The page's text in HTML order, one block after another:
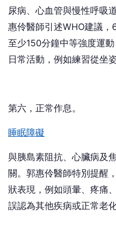
尿病、心血管與慢性呼吸
惠伶醫師引述WHO建議
至少150分鐘中等強度運
日常活動，例如練習從坐
第六，正常作息。
睡眠障礙
與胰島素阻抗、心臟病及
關。郭惠伶醫師特別提醒
狀表現，例如頭暈、疼痛
誤認為其他疾病或正常老